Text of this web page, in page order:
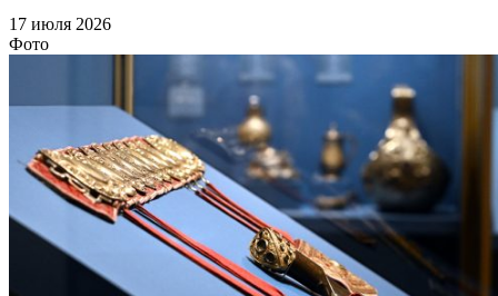
17 июля 2026
Фото